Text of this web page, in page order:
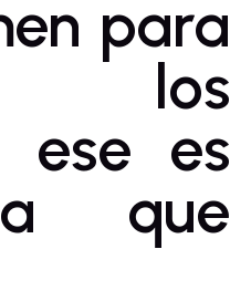
para
los
ese es
que